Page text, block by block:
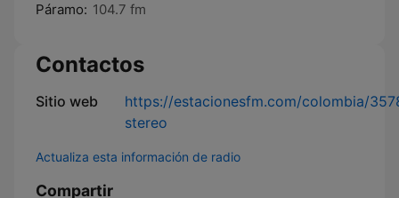
Páramo: 104.7 fm
Contactos
Sitio web
https://estacionesfm.com/colombia/
stereo
Actualiza esta información de radio
Compartir